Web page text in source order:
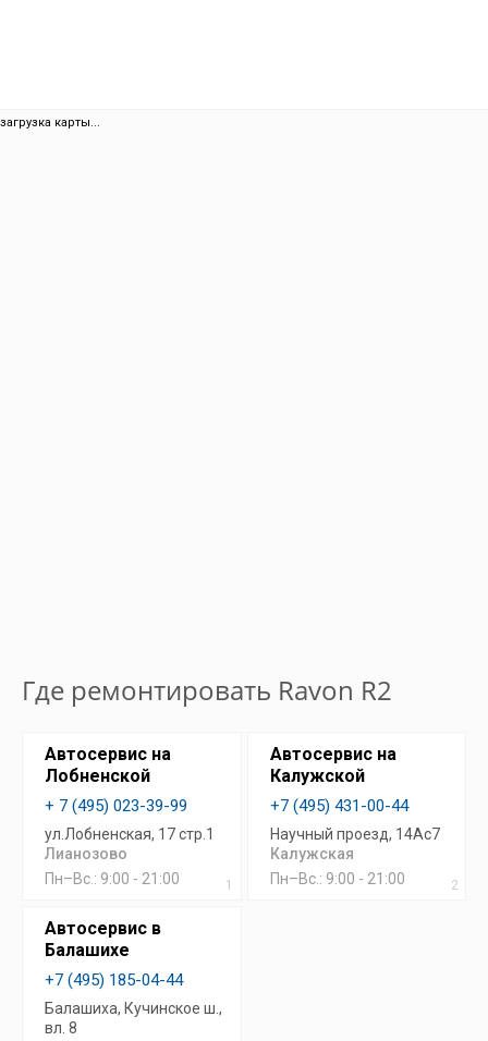
загрузка карты...
Где ремонтировать Ravon R2
1
Автосервис на
Лобненской
+ 7 (495) 023-39-99
ул.Лобненская, 17 стр.1
Лианозово
Пн–Вс.: 9:00 - 21:00
2
Автосервис на
Калужской
+7 (495) 431-00-44
Научный проезд, 14Ас7
Калужская
Пн–Вс.: 9:00 - 21:00
Автосервис в
Балашихе
+7 (495) 185-04-44
Балашиха, Кучинское ш.,
вл. 8